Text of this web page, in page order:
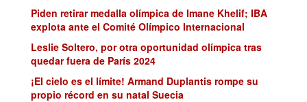
Piden retirar medalla olímpica de Imane Khelif; IBA
explota ante el Comité Olímpico Internacional
Leslie Soltero, por otra oportunidad olímpica tras
quedar fuera de París 2024
¡El cielo es el límite! Armand Duplantis rompe su
propio récord en su natal Suecia